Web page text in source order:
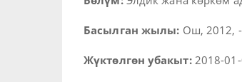
Басылган жылы: Ош, 2012,
Жүктөлгөн убакыт:2018-